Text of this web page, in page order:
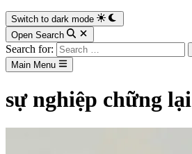
Switch to dark mode
Open Search
Search for:
Main Menu
sự nghiệp chững lại